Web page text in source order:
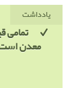
یادداشت
تمامی
معدن است